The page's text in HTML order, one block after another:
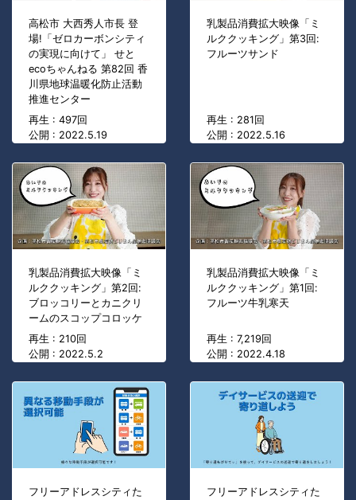
高松市 大西秀人市長 登
場!「ゼロカーボンシティ
の実現に向けて」 せと
ecoちゃんねる 第82回 香
川県地球温暖化防止活動
推進センター
再生 : 497回
公開 : 2022.5.19
乳製品消費拡大映像「ミ
ルククッキング」第3回:
フルーツサンド
再生 : 281回
公開 : 2022.5.16
乳製品消費拡大映像「ミ
ルククッキング」第2回:
ブロッコリーとカニクリ
ームのスコップコロッケ
再生 : 210回
公開 : 2022.5.2
乳製品消費拡大映像「ミ
ルククッキング」第1回:
フルーツ牛乳寒天
再生 : 7,219回
公開 : 2022.4.18
フリーアドレスシティた
フリーアドレスシティた